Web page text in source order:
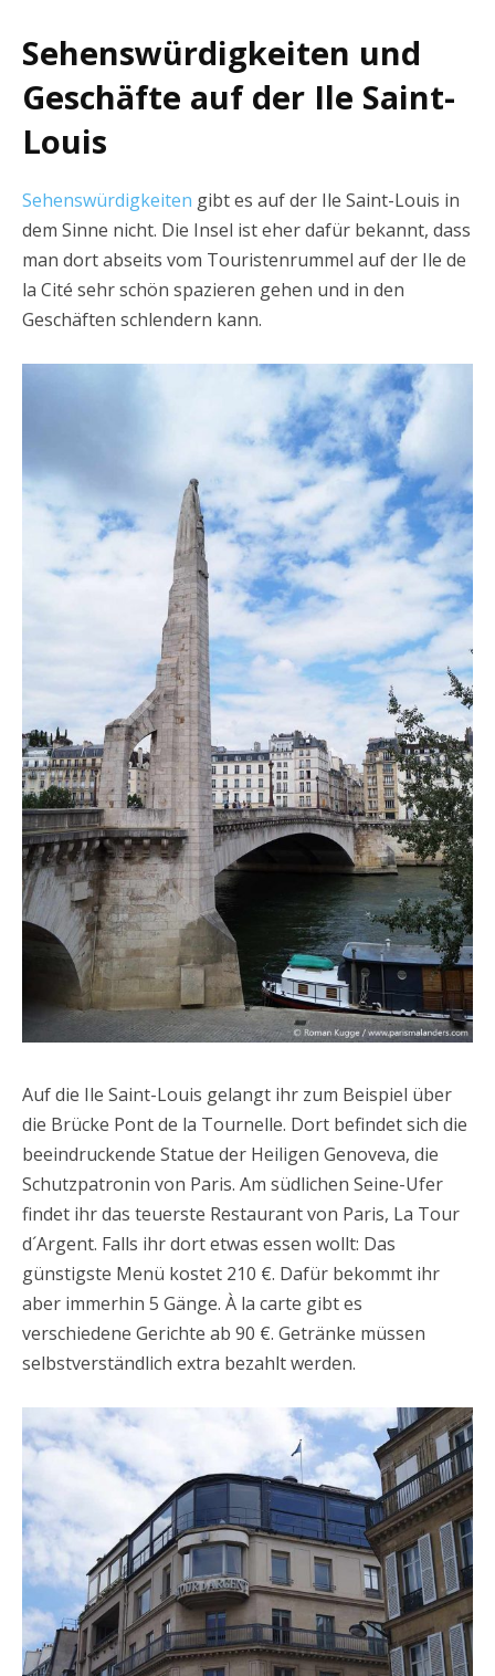
Sehenswürdigkeiten und
Geschäfte auf der Ile Saint-
Louis
Sehenswürdigkeiten gibt es auf der Ile Saint-Louis in
dem Sinne nicht. Die Insel ist eher dafür bekannt, dass
man dort abseits vom Touristenrummel auf der Ile de
la Cité sehr schön spazieren gehen und in den
Geschäften schlendern kann.
Auf die Ile Saint-Louis gelangt ihr zum Beispiel über
die Brücke Pont de la Tournelle. Dort befindet sich die
beeindruckende Statue der Heiligen Genoveva, die
Schutzpatronin von Paris. Am südlichen Seine-Ufer
findet ihr das teuerste Restaurant von Paris, La Tour
d´Argent. Falls ihr dort etwas essen wollt: Das
günstigste Menü kostet 210 €. Dafür bekommt ihr
aber immerhin 5 Gänge. À la carte gibt es
verschiedene Gerichte ab 90 €. Getränke müssen
selbstverständlich extra bezahlt werden.